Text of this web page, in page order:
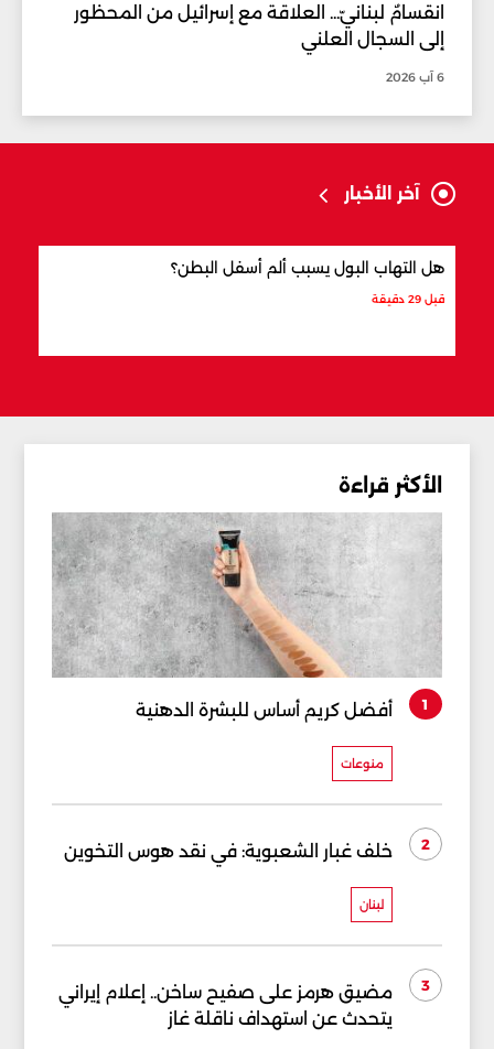
انقسامٌ لبنانيّ... العلاقة مع إسرائيل من المحظور
إلى السجال العلني
6 آب 2026
آخر الأخبار
هل التهاب البول يسبب ألم أسفل البطن؟
قبل 29 دقيقة
الأكثر قراءة
1 أفضل كريم أساس للبشرة الدهنية
منوعات
2 خلف غبار الشعبوية: في نقد هوس التخوين
لبنان
3
مضيق هرمز على صفيح ساخن.. إعلام إيراني
يتحدث عن استهداف ناقلة غاز